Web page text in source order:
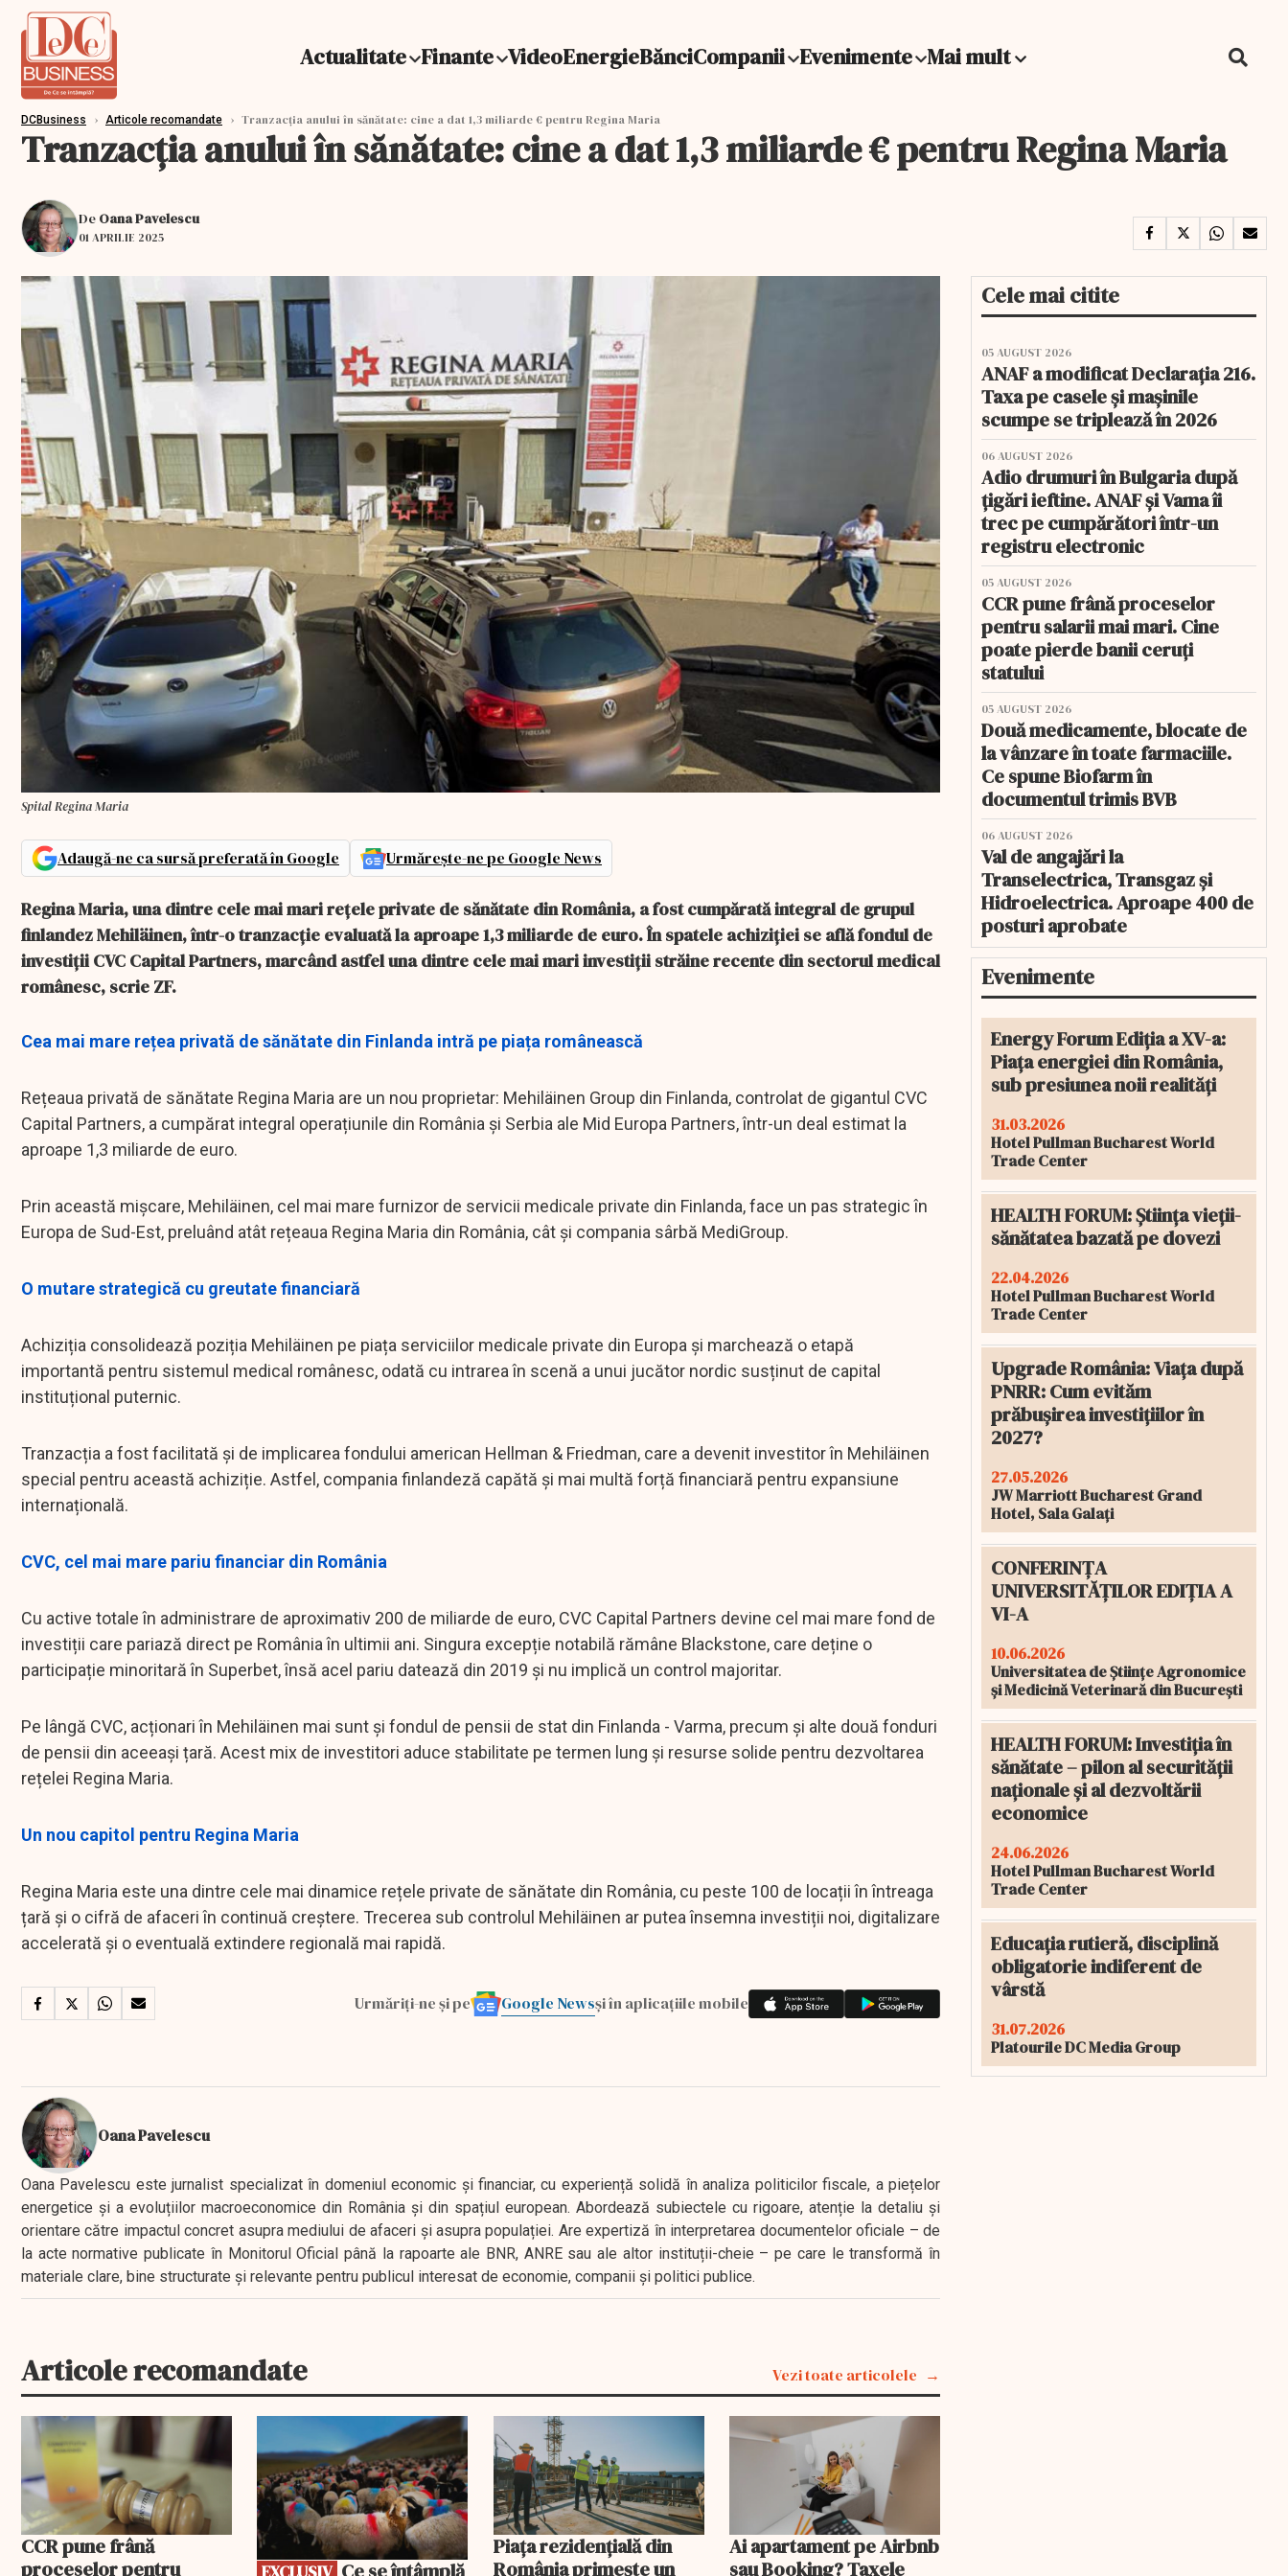
Actualitate Finante VideoEnergieBănciCompanii Evenimente Mai mult
DCBusiness › Articole recomandate › Tranzacția anului în sănătate: cine a dat 1,3 miliarde € pentru Regina Maria
Tranzacția anului în sănătate: cine a dat 1,3 miliarde € pentru Regina Maria
De Oana Pavelescu
01 APRILIE 2025
Spital Regina Maria
Adaugă-ne ca sursă preferată în Google Urmărește-ne pe Google News
Regina Maria, una dintre cele mai mari rețele private de sănătate din România, a fost cumpărată integral de grupul
finlandez Mehiläinen, într-o tranzacție evaluată la aproape 1,3 miliarde de euro. În spatele achiziției se află fondul de
investiții CVC Capital Partners, marcând astfel una dintre cele mai mari investiții străine recente din sectorul medical
românesc, scrie ZF.
Cea mai mare rețea privată de sănătate din Finlanda intră pe piața românească
Rețeaua privată de sănătate Regina Maria are un nou proprietar: Mehiläinen Group din Finlanda, controlat de gigantul CVC
Capital Partners, a cumpărat integral operațiunile din România și Serbia ale Mid Europa Partners, într-un deal estimat la
aproape 1,3 miliarde de euro.
Prin această mișcare, Mehiläinen, cel mai mare furnizor de servicii medicale private din Finlanda, face un pas strategic în
Europa de Sud-Est, preluând atât rețeaua Regina Maria din România, cât și compania sârbă MediGroup.
O mutare strategică cu greutate financiară
Achiziția consolidează poziția Mehiläinen pe piața serviciilor medicale private din Europa și marchează o etapă
importantă pentru sistemul medical românesc, odată cu intrarea în scenă a unui jucător nordic susținut de capital
instituțional puternic.
Tranzacția a fost facilitată și de implicarea fondului american Hellman & Friedman, care a devenit investitor în Mehiläinen
special pentru această achiziție. Astfel, compania finlandeză capătă și mai multă forță financiară pentru expansiune
internațională.
CVC, cel mai mare pariu financiar din România
Cu active totale în administrare de aproximativ 200 de miliarde de euro, CVC Capital Partners devine cel mai mare fond de
investiții care pariază direct pe România în ultimii ani. Singura excepție notabilă rămâne Blackstone, care deține o
participație minoritară în Superbet, însă acel pariu datează din 2019 și nu implică un control majoritar.
Pe lângă CVC, acționari în Mehiläinen mai sunt și fondul de pensii de stat din Finlanda - Varma, precum și alte două fonduri
de pensii din aceeași țară. Acest mix de investitori aduce stabilitate pe termen lung și resurse solide pentru dezvoltarea
rețelei Regina Maria.
Un nou capitol pentru Regina Maria
Regina Maria este una dintre cele mai dinamice rețele private de sănătate din România, cu peste 100 de locații în întreaga
țară și o cifră de afaceri în continuă creștere. Trecerea sub controlul Mehiläinen ar putea însemna investiții noi, digitalizare
accelerată și o eventuală extindere regională mai rapidă.
Urmăriți-ne și pe Google Newsși în aplicațiile mobile
Oana Pavelescu
Oana Pavelescu este jurnalist specializat în domeniul economic și financiar, cu experiență solidă în analiza politicilor fiscale, a piețelor
energetice și a evoluțiilor macroeconomice din România și din spațiul european. Abordează subiectele cu rigoare, atenție la detaliu și
orientare către impactul concret asupra mediului de afaceri și asupra populației. Are expertiză în interpretarea documentelor oficiale – de
la acte normative publicate în Monitorul Oficial până la rapoarte ale BNR, ANRE sau ale altor instituții-cheie – pe care le transformă în
materiale clare, bine structurate și relevante pentru publicul interesat de economie, companii și politici publice.
Articole recomandate Vezi toate articolele
CCR pune frână
proceselor pentru
EXCLUSIV
Piața rezidențială din
România primește un
Ai apartament pe Airbnb
sau Booking? Taxele
Cele mai citite
05 AUGUST 2026
ANAF a modificat Declarația 216.
Taxa pe casele și mașinile
scumpe se triplează în 2026
06 AUGUST 2026
Adio drumuri în Bulgaria după
țigări ieftine. ANAF și Vama îi
trec pe cumpărători într-un
registru electronic
05 AUGUST 2026
CCR pune frână proceselor
pentru salarii mai mari. Cine
poate pierde banii ceruți
statului
05 AUGUST 2026
Două medicamente, blocate de
la vânzare în toate farmaciile.
Ce spune Biofarm în
documentul trimis BVB
06 AUGUST 2026
Val de angajări la
Transelectrica, Transgaz și
Hidroelectrica. Aproape 400 de
posturi aprobate
Evenimente
Energy Forum Ediția a XV-a:
Piața energiei din România,
sub presiunea noii realități
31.03.2026
Hotel Pullman Bucharest World
Trade Center
HEALTH FORUM: Știința vieții-
sănătatea bazată pe dovezi
22.04.2026
Hotel Pullman Bucharest World
Trade Center
Upgrade România: Viața după
PNRR: Cum evităm
prăbușirea investițiilor în
2027?
27.05.2026
JW Marriott Bucharest Grand
Hotel, Sala Galați
CONFERINȚA
UNIVERSITĂȚILOR EDIȚIA A
VI-A
10.06.2026
Universitatea de Științe Agronomice
și Medicină Veterinară din București
HEALTH FORUM: Investiția în
sănătate – pilon al securității
naționale și al dezvoltării
economice
24.06.2026
Hotel Pullman Bucharest World
Trade Center
Educația rutieră, disciplină
obligatorie indiferent de
vârstă
31.07.2026
Platourile DC Media Group